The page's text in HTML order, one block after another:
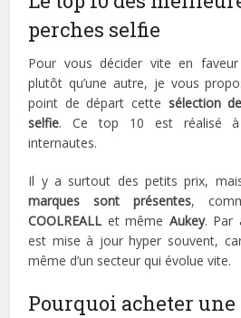
perches selfie
Pour vous décider vite en
plutôt qu’une autre, je vous
point de départ cette sélection
selfie. Ce top 10 est réalisé
internautes.
Il y a surtout des petits prix,
marques sont présentes,
COOLREALL et même Aukey. Par
est mise à jour hyper souvent,
même d’un secteur qui évolue vite.
Pourquoi acheter